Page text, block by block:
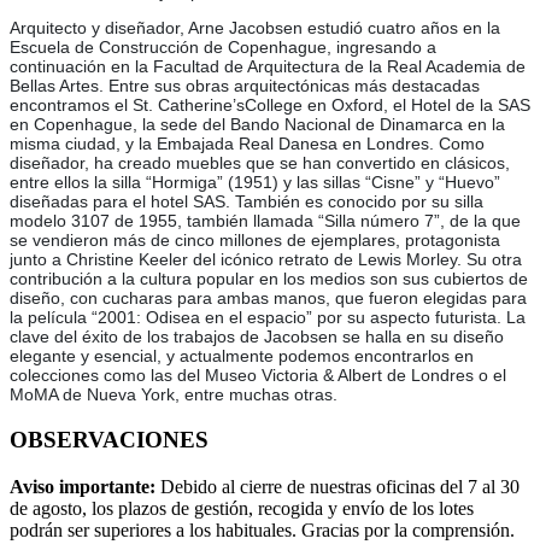
Arquitecto y diseñador, Arne Jacobsen estudió cuatro años en la
Escuela de Construcción de Copenhague, ingresando a
continuación en la Facultad de Arquitectura de la Real Academia de
Bellas Artes. Entre sus obras arquitectónicas más destacadas
encontramos el St. Catherine’sCollege en Oxford, el Hotel de la SAS
en Copenhague, la sede del Bando Nacional de Dinamarca en la
misma ciudad, y la Embajada Real Danesa en Londres. Como
diseñador, ha creado muebles que se han convertido en clásicos,
entre ellos la silla “Hormiga” (1951) y las sillas “Cisne” y “Huevo”
diseñadas para el hotel SAS. También es conocido por su silla
modelo 3107 de 1955, también llamada “Silla número 7”, de la que
se vendieron más de cinco millones de ejemplares, protagonista
junto a Christine Keeler del icónico retrato de Lewis Morley. Su otra
contribución a la cultura popular en los medios son sus cubiertos de
diseño, con cucharas para ambas manos, que fueron elegidas para
la película “2001: Odisea en el espacio” por su aspecto futurista. La
clave del éxito de los trabajos de Jacobsen se halla en su diseño
elegante y esencial, y actualmente podemos encontrarlos en
colecciones como las del Museo Victoria & Albert de Londres o el
MoMA de Nueva York, entre muchas otras.
OBSERVACIONES
Aviso importante: Debido al cierre de nuestras oficinas del 7 al 30
de agosto, los plazos de gestión, recogida y envío de los lotes
podrán ser superiores a los habituales. Gracias por la comprensión.